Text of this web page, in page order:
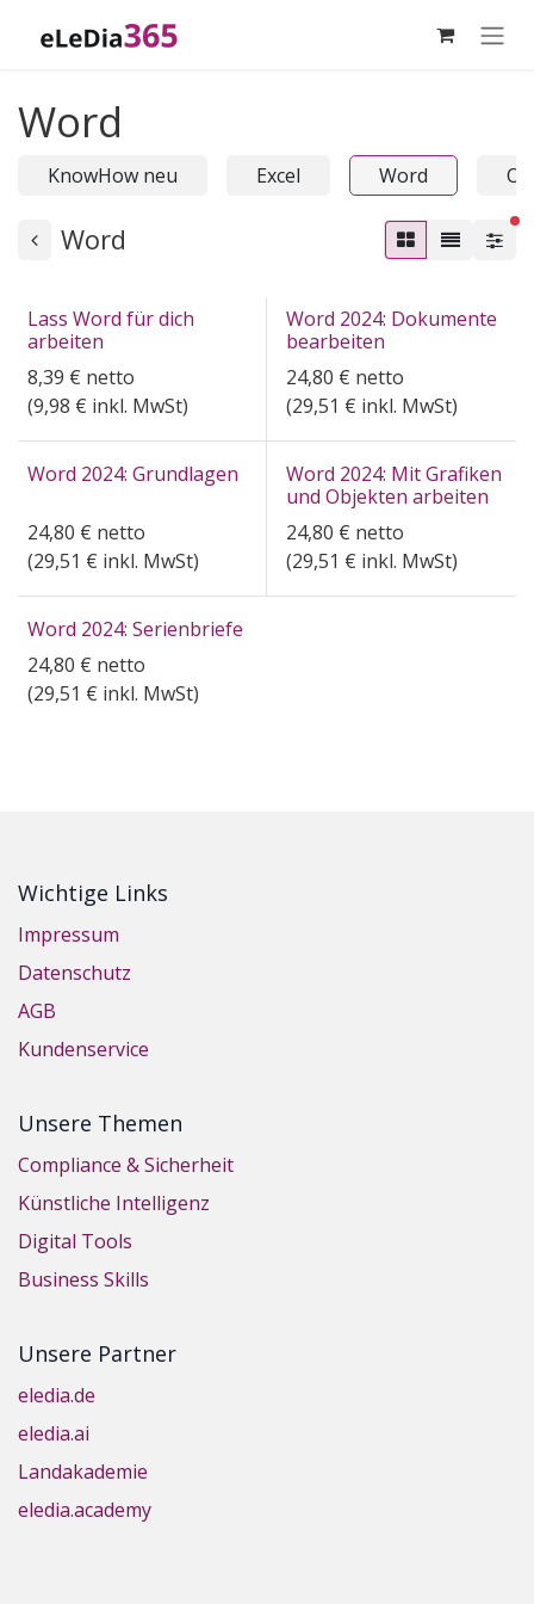
Word
KnowHow neu Excel Word
Word
Lass Word für dich
arbeiten
8,39 € netto
(9,98 € inkl. MwSt)
Word 2024: Dokumente
bearbeiten
24,80 € netto
(29,51 € inkl. MwSt)
Word 2024: Grundlagen
24,80 € netto
(29,51 € inkl. MwSt)
Word 2024: Mit Grafiken
und Objekten arbeiten
24,80 € netto
(29,51 € inkl. MwSt)
Word 2024: Serienbriefe
24,80 € netto
(29,51 € inkl. MwSt)
Wichtige Links
Impressum
Datenschutz
AGB
Kundenservice
Unsere Themen
Compliance & Sicherheit
Künstliche Intelligenz
Digital Tools
Business Skills
Unsere Partner
eledia.de
eledia.ai
Landakademie
eledia.academy